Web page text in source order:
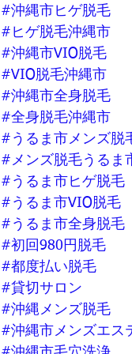
#沖縄市ヒゲ脱毛
#ヒゲ脱毛沖縄市
#沖縄市VIO脱毛
#VIO脱毛沖縄市
#沖縄市全身脱毛
#全身脱毛沖縄市
#うるま市メンズ脱
#メンズ脱毛うるま
#うるま市ヒゲ脱毛
#うるま市VIO脱毛
#うるま市全身脱毛
#初回980円脱毛
#都度払い脱毛
#貸切サロン
#沖縄メンズ脱毛
#沖縄市メンズエス